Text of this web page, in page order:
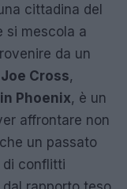
cittadina del
si mescola a
da un
Joe Cross,
Phoenix, è un
affrontare non
un passato
di conflitti